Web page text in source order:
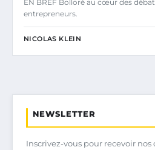
EN BREF Bolloré au cœur des
entrepreneurs.
NICOLAS KLEIN
NEWSLETTER
Inscrivez-vous pour recevoir